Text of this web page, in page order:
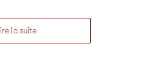
la suite